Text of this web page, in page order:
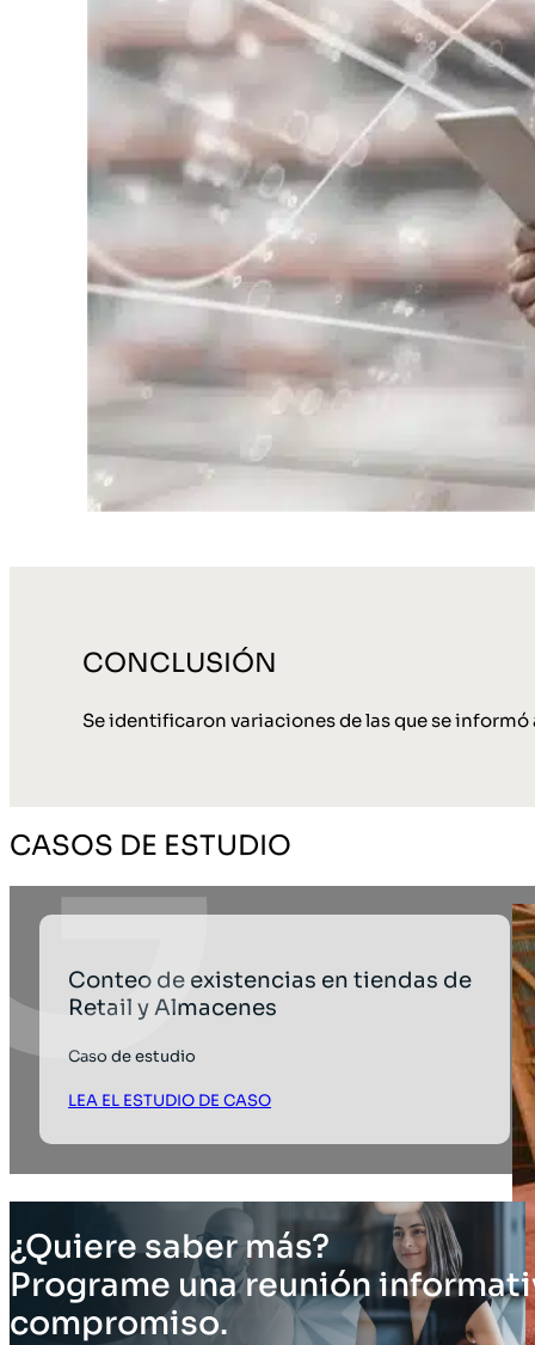
CONCLUSIÓN
Se identificaron variaciones de las que se
CASOS DE ESTUDIO
Conteo de existencias en tiendas de
Retail y Almacenes
Caso de estudio
LEA EL ESTUDIO DE CASO
¿Quiere saber más?
Programe una reunión
compromiso.